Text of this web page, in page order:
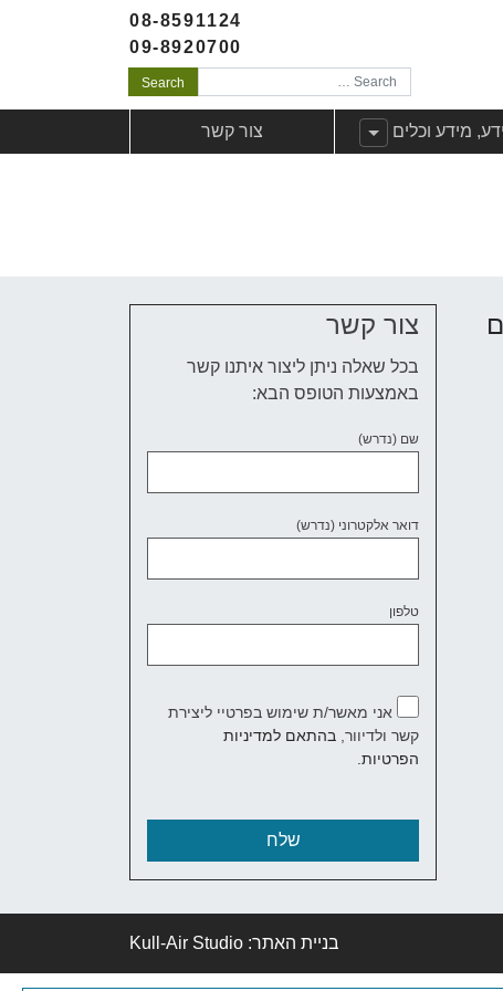
08-8591124
09-8920700
Search
לקוחות
ידע, מידע וכלים
הצג תפריט משנה עבורידע, מידע וכלים
צור קשר
צור קשר
בכל שאלה ניתן ליצור איתנו קשר
באמצעות הטופס הבא:
שם (נדרש)
דואר אלקטרוני (נדרש)
טלפון
אני מאשר/ת שימוש בפרטיי ליצירת
קשר ולדיוור, בהתאם למדיניות
הפרטיות.
בניית האתר: Kull-Air Studio